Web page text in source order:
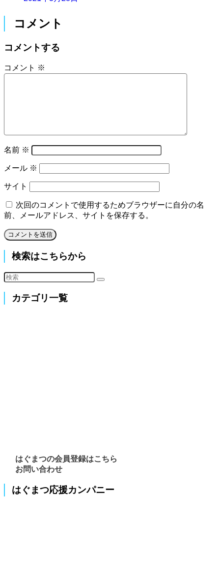
コメント
コメントする
コメント ※
名前 ※
メール ※
サイト
次回のコメントで使用するためブラウザーに自分の名
前、メールアドレス、サイトを保存する。
検索はこちらから
カテゴリ一覧
はぐまつの会員登録はこちら
お問い合わせ
はぐまつ応援カンパニー